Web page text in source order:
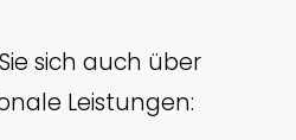
sich auch über
Leistungen: